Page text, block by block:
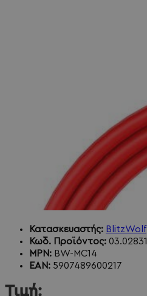
Κατασκευαστής: BlitzWolf
Κωδ. Προϊόντος: 03.02831
MPN: BW-MC14
EAN: 5907489600217
Τιμή: